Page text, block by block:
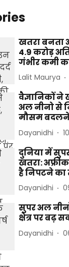
खतरा बनता
4.9 करोड़
गंभीर कमी
Lalit Maurya
वैज्ञानिकों ने
अल नीनो से
मौसम
Dayanidhi
दुनिया में
खतरा:
है निपटने का
Dayanidhi
सुपर अल
क्षेत्र पर बढ़
Dayanidhi